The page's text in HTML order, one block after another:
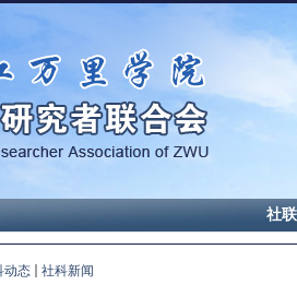
社
动态 社科新闻